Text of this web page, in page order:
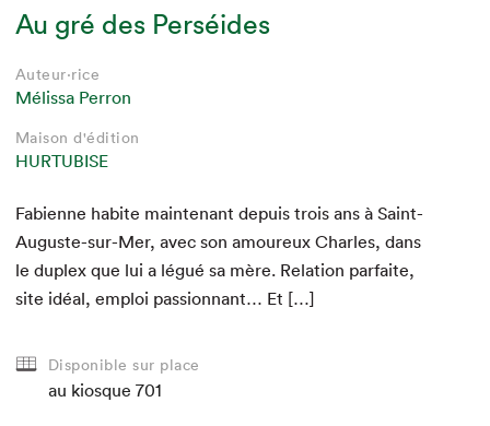
Auteur·rice
Mélissa Perron
Maison d'édition
HURTUBISE
au kiosque
Auteur·rice
Mélissa Perron
Maison d'édition
HURTUBISE
au kiosque
Au gré des Perséides
Auteur·rice
Mélissa Perron
Maison d'édition
HURTUBISE
Fabi­enne habite main­tenant depuis trois ans à Saint-
Auguste-sur-Mer, avec son amoureux Charles, dans
le duplex que lui a légué sa mère. Rela­tion par­faite,
site idéal, emploi pas­sion­nant… Et […]
Disponible sur place
au kiosque 701
Auteur·rice
Mélissa Perron
Maison d'édition
HURTUBISE
au kiosque
Auteur·rice
Mélissa Perron
Maison d'édition
HURTUBISE
au kiosque
Auteur·rice
Mélissa Perron
Maison d'édition
HURTUBISE
au kiosque